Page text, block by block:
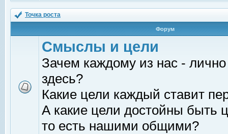
Точка роста
Форум
Смыслы и цели
Зачем каждому из нас -
здесь?
Какие цели каждый ставит
А какие цели достойны быть
то есть нашими общими?